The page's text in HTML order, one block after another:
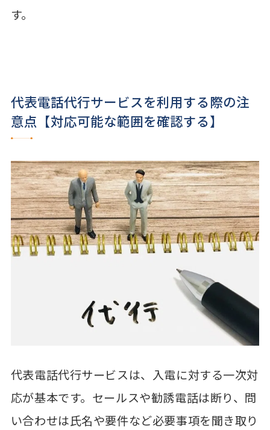
す。
代表電話代行サービスを利用する際の注
意点【対応可能な範囲を確認する】
代表電話代行サービスは、入電に対する一次対
応が基本です。セールスや勧誘電話は断り、問
い合わせは氏名や要件など必要事項を聞き取り